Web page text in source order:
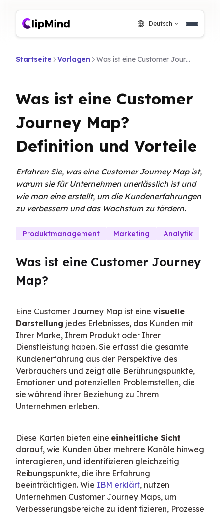
Deutsch
Startseite Vorlagen Was ist eine Customer Journey Map? Definition und Vorteile
Was ist eine Customer
Journey Map?
Definition und Vorteile
Erfahren Sie, was eine Customer Journey Map ist,
warum sie für Unternehmen unerlässlich ist und
wie man eine erstellt, um die Kundenerfahrungen
zu verbessern und das Wachstum zu fördern.
Produktmanagement Marketing Analytik
Was ist eine Customer Journey
Map?
Eine Customer Journey Map ist eine visuelle
Darstellung jedes Erlebnisses, das Kunden mit
Ihrer Marke, Ihrem Produkt oder Ihrer
Dienstleistung haben. Sie erfasst die gesamte
Kundenerfahrung aus der Perspektive des
Verbrauchers und zeigt alle Berührungspunkte,
Emotionen und potenziellen Problemstellen, die
sie während ihrer Beziehung zu Ihrem
Unternehmen erleben.
Diese Karten bieten eine einheitliche Sicht
darauf, wie Kunden über mehrere Kanäle hinweg
interagieren, und identifizieren gleichzeitig
Reibungspunkte, die ihre Erfahrung
beeinträchtigen. Wie IBM erklärt, nutzen
Unternehmen Customer Journey Maps, um
Verbesserungsbereiche zu identifizieren, Prozesse